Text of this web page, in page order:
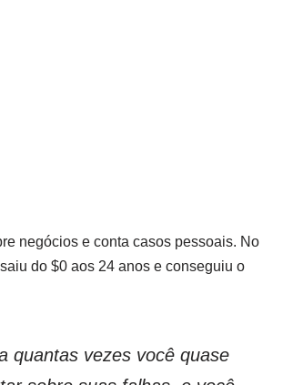
negócios e conta casos pessoais. No
do $0 aos 24 anos e conseguiu o
quantas vezes você quase